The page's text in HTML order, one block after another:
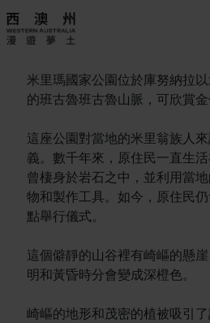
米里瑪國家公園位於庫努納拉
的班古魯班古魯山脈，可欣賞金
這座公園對當地的米里翁族人
義。數千年來，原住民一直生
曾棲身於岩石之中，並利用當
物和製作工具。如今，原住民
點舉行儀式。
這個僻靜的山谷裡有崎嶇的懸
明和黃昏時分會變成深橙色。
崎嶇的地形和茂密的植被吸引